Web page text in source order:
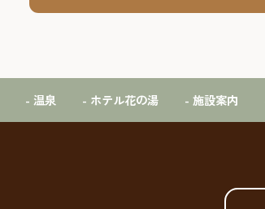
- 温泉 - ホテル花の湯 - 施設案内